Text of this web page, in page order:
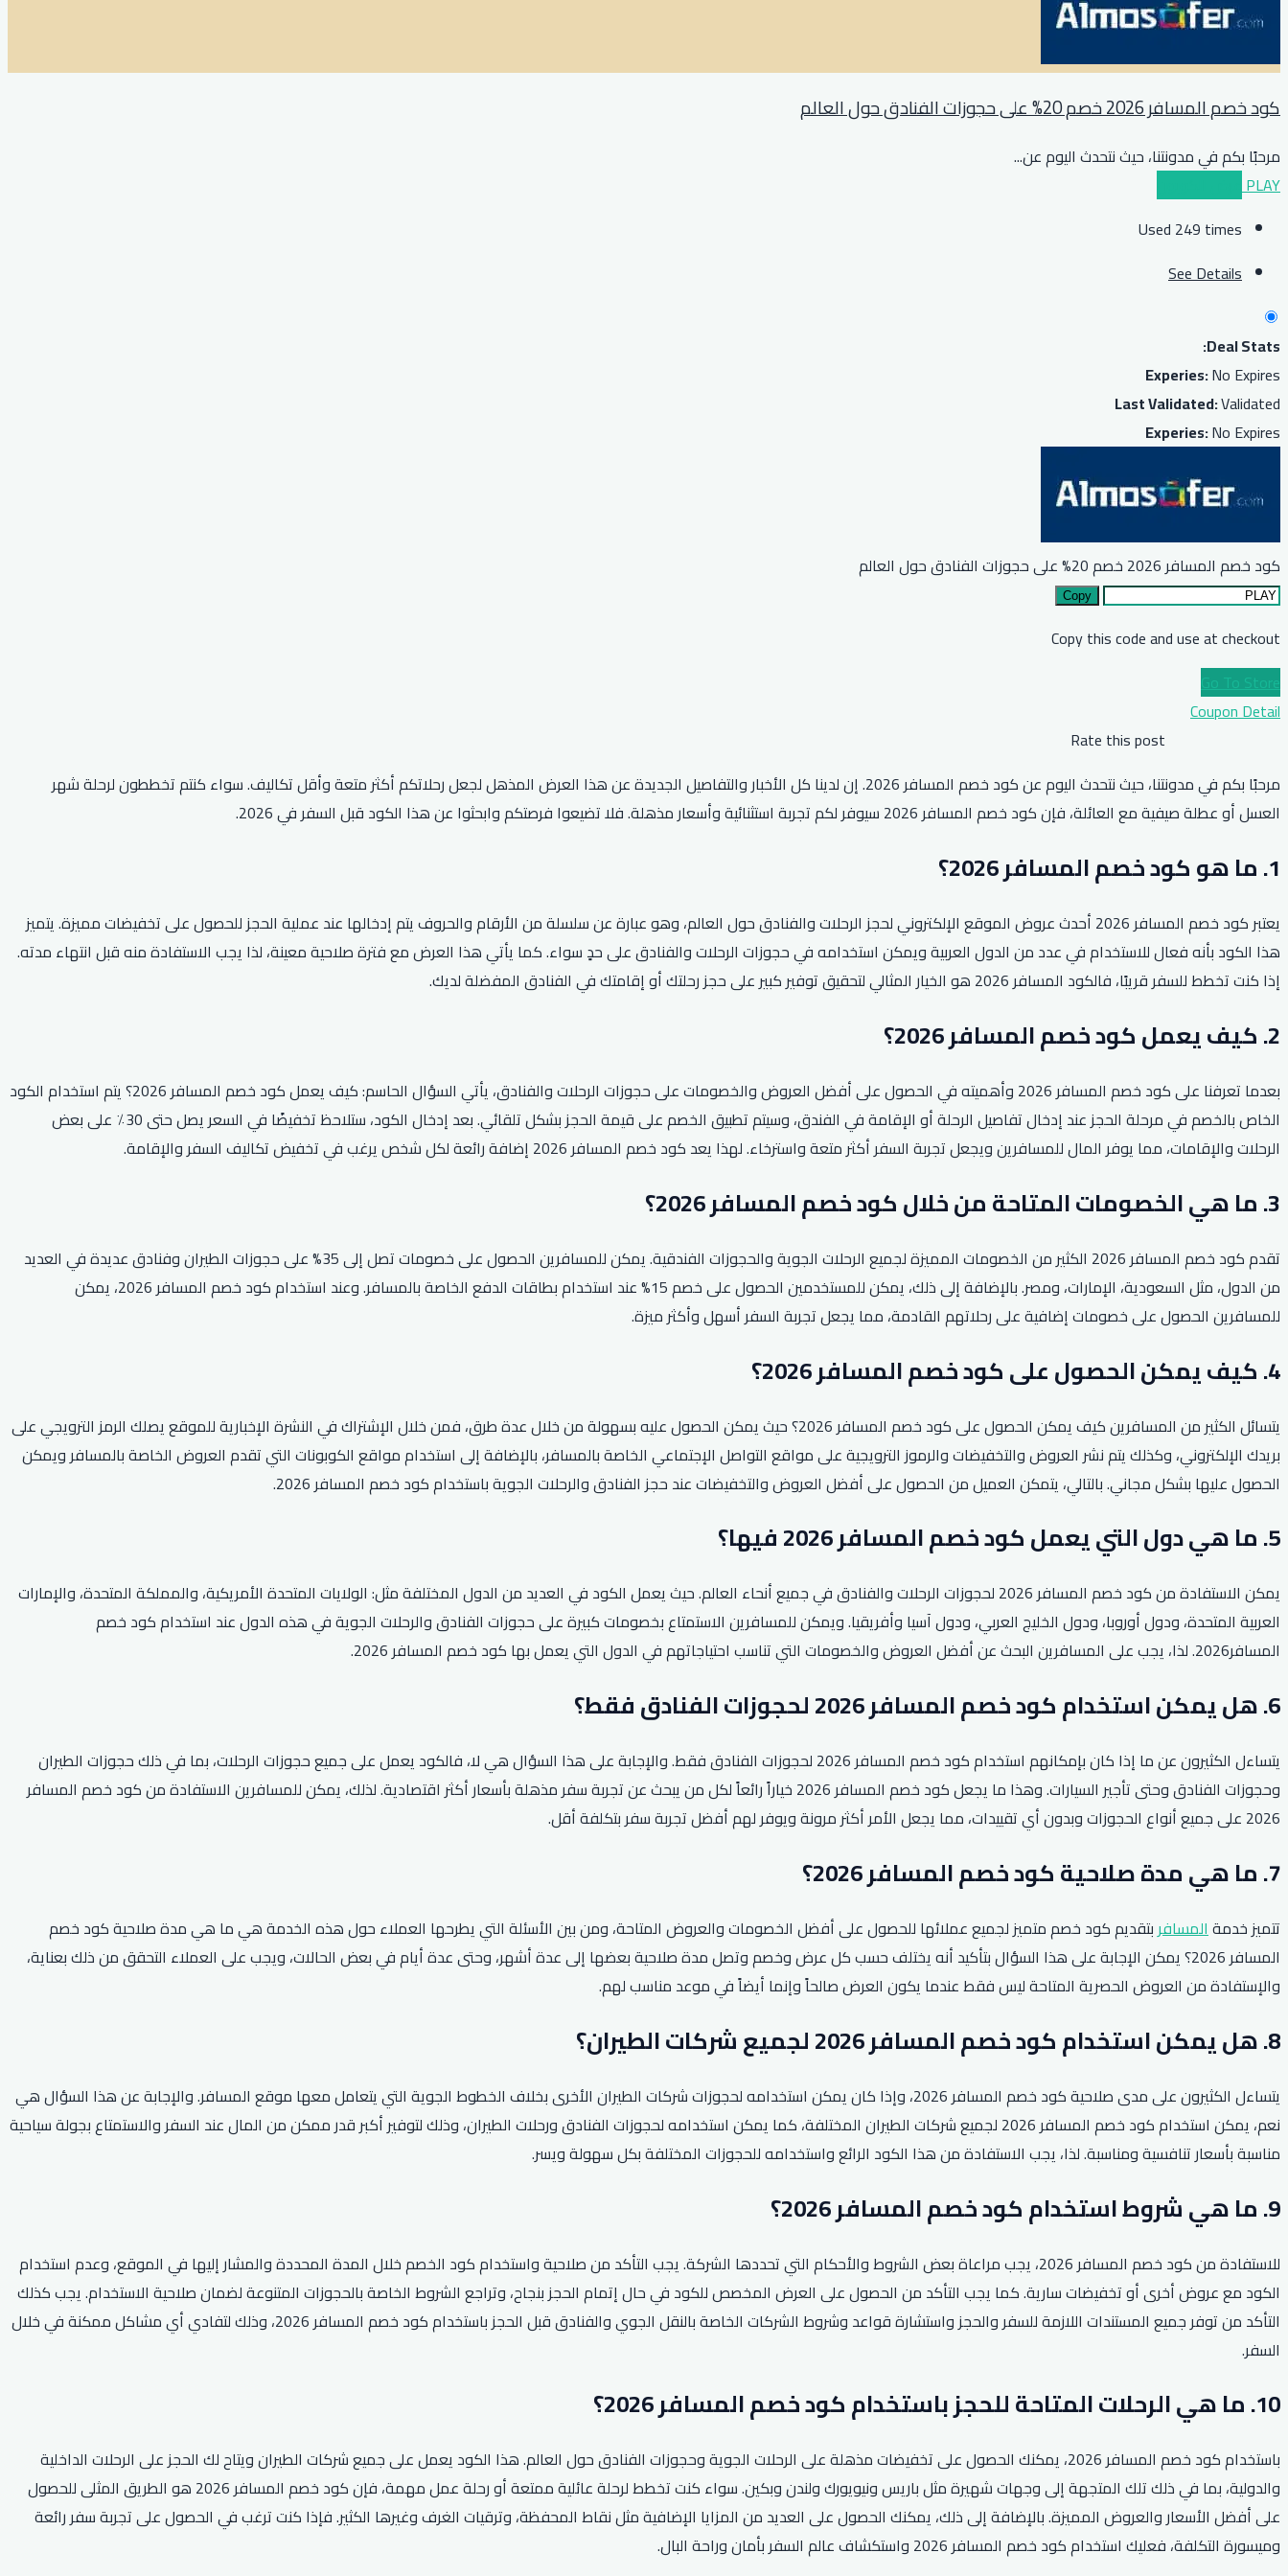
كود خصم المسافر 2026 خصم 20% على حجوزات الفنادق حول العالم
مرحبًا بكم في مدونتنا، حيث نتحدث اليوم عن...
PLAY
Used 249 times
See Details
Deal Stats:
Experies:No Expires
Last Validated:Validated
Experies:No Expires
كود خصم المسافر 2026 خصم 20% على حجوزات الفنادق حول العالم
Copy
Copy this code and use at checkout
Go To Store
Coupon Detail
Rate this post
مرحبًا بكم في مدونتنا، حيث نتحدث اليوم عن كود خصم المسافر 2026. إن لدينا كل الأخبار والتفاصيل الجديدة عن هذا العرض المذهل لجعل رحلاتكم أكثر متعة وأقل تكاليف. سواء كنتم تخططون لرحلة شهر
العسل أو عطلة صيفية مع العائلة، فإن كود خصم المسافر 2026 سيوفر لكم تجربة استثنائية وأسعار مذهلة. فلا تضيعوا فرصتكم وابحثوا عن هذا الكود قبل السفر في 2026.
1. ما هو كود خصم المسافر 2026؟
يعتبر كود خصم المسافر 2026 أحدث عروض الموقع الإلكتروني لحجز الرحلات والفنادق حول العالم، وهو عبارة عن سلسلة من الأرقام والحروف يتم إدخالها عند عملية الحجز للحصول على تخفيضات مميزة. يتميز
هذا الكود بأنه فعال للاستخدام في عدد من الدول العربية ويمكن استخدامه في حجوزات الرحلات والفنادق على حدٍ سواء. كما يأتي هذا العرض مع فترة صلاحية معينة، لذا يجب الاستفادة منه قبل انتهاء مدته.
إذا كنت تخطط للسفر قريبًا، فالكود المسافر 2026 هو الخيار المثالي لتحقيق توفير كبير على حجز رحلتك أو إقامتك في الفنادق المفضلة لديك.
2. كيف يعمل كود خصم المسافر 2026؟
بعدما تعرفنا على كود خصم المسافر 2026 وأهميته في الحصول على أفضل العروض والخصومات على حجوزات الرحلات والفنادق، يأتي السؤال الحاسم: كيف يعمل كود خصم المسافر 2026؟ يتم استخدام الكود
الخاص بالخصم في مرحلة الحجز عند إدخال تفاصيل الرحلة أو الإقامة في الفندق، وسيتم تطبيق الخصم على قيمة الحجز بشكل تلقائي. بعد إدخال الكود، ستلاحظ تخفيضًا في السعر يصل حتى 30٪ على بعض
الرحلات والإقامات، مما يوفر المال للمسافرين ويجعل تجربة السفر أكثر متعة واسترخاء. لهذا يعد كود خصم المسافر 2026 إضافة رائعة لكل شخص يرغب في تخفيض تكاليف السفر والإقامة.
3. ما هي الخصومات المتاحة من خلال كود خصم المسافر 2026؟
تقدم كود خصم المسافر 2026 الكثير من الخصومات المميزة لجميع الرحلات الجوية والحجوزات الفندقية. يمكن للمسافرين الحصول على خصومات تصل إلى 35% على حجوزات الطيران وفنادق عديدة في العديد
من الدول، مثل السعودية، الإمارات، ومصر. بالإضافة إلى ذلك، يمكن للمستخدمين الحصول على خصم 15% عند استخدام بطاقات الدفع الخاصة بالمسافر. وعند استخدام كود خصم المسافر 2026، يمكن
للمسافرين الحصول على خصومات إضافية على رحلاتهم القادمة، مما يجعل تجربة السفر أسهل وأكثر ميزة.
4. كيف يمكن الحصول على كود خصم المسافر 2026؟
يتسائل الكثير من المسافرين كيف يمكن الحصول على كود خصم المسافر 2026؟ حيث يمكن الحصول عليه بسهولة من خلال عدة طرق، فمن خلال الإشتراك في النشرة الإخبارية للموقع يصلك الرمز الترويجي على
بريدك الإلكتروني، وكذلك يتم نشر العروض والتخفيضات والرموز الترويجية على مواقع التواصل الإجتماعي الخاصة بالمسافر، بالإضافة إلى استخدام مواقع الكوبونات التي تقدم العروض الخاصة بالمسافر ويمكن
الحصول عليها بشكل مجاني. بالتالي، يتمكن العميل من الحصول على أفضل العروض والتخفيضات عند حجز الفنادق والرحلات الجوية باستخدام كود خصم المسافر 2026.
5. ما هي دول التي يعمل كود خصم المسافر 2026 فيها؟
يمكن الاستفادة من كود خصم المسافر 2026 لحجوزات الرحلات والفنادق في جميع أنحاء العالم. حيث يعمل الكود في العديد من الدول المختلفة مثل: الولايات المتحدة الأمريكية، والمملكة المتحدة، والإمارات
العربية المتحدة، ودول أوروبا، ودول الخليج العربي، ودول آسيا وأفريقيا. ويمكن للمسافرين الاستمتاع بخصومات كبيرة على حجوزات الفنادق والرحلات الجوية في هذه الدول عند استخدام كود خصم
المسافر2026. لذا، يجب على المسافرين البحث عن أفضل العروض والخصومات التي تناسب احتياجاتهم في الدول التي يعمل بها كود خصم المسافر 2026.
6. هل يمكن استخدام كود خصم المسافر 2026 لحجوزات الفنادق فقط؟
يتساءل الكثيرون عن ما إذا كان بإمكانهم استخدام كود خصم المسافر 2026 لحجوزات الفنادق فقط. والإجابة على هذا السؤال هي لا، فالكود يعمل على جميع حجوزات الرحلات، بما في ذلك حجوزات الطيران
وحجوزات الفنادق وحتى تأجير السيارات. وهذا ما يجعل كود خصم المسافر 2026 خياراً رائعاً لكل من يبحث عن تجربة سفر مذهلة بأسعار أكثر اقتصادية. لذلك، يمكن للمسافرين الاستفادة من كود خصم المسافر
2026 على جميع أنواع الحجوزات وبدون أي تقييدات، مما يجعل الأمر أكثر مرونة ويوفر لهم أفضل تجربة سفر بتكلفة أقل.
7. ما هي مدة صلاحية كود خصم المسافر 2026؟
تتميز خدمةالمسافر بتقديم كود خصم متميز لجميع عملائها للحصول على أفضل الخصومات والعروض المتاحة، ومن بين الأسئلة التي يطرحها العملاء حول هذه الخدمة هي ما هي مدة صلاحية كود خصم
المسافر 2026؟ يمكن الإجابة على هذا السؤال بتأكيد أنه يختلف حسب كل عرض وخصم وتصل مدة صلاحية بعضها إلى عدة أشهر، وحتى عدة أيام في بعض الحالات، ويجب على العملاء التحقق من ذلك بعناية،
والإستفادة من العروض الحصرية المتاحة ليس فقط عندما يكون العرض صالحاً وإنما أيضاً في موعد مناسب لهم.
8. هل يمكن استخدام كود خصم المسافر 2026 لجميع شركات الطيران؟
يتساءل الكثيرون على مدى صلاحية كود خصم المسافر 2026، وإذا كان يمكن استخدامه لحجوزات شركات الطيران الأخرى بخلاف الخطوط الجوية التي يتعامل معها موقع المسافر. والإجابة عن هذا السؤال هي
نعم، يمكن استخدام كود خصم المسافر 2026 لجميع شركات الطيران المختلفة، كما يمكن استخدامه لحجوزات الفنادق ورحلات الطيران، وذلك لتوفير أكبر قدر ممكن من المال عند السفر والاستمتاع بجولة سياحية
مناسبة بأسعار تنافسية ومناسبة. لذا، يجب الاستفادة من هذا الكود الرائع واستخدامه للحجوزات المختلفة بكل سهولة ويسر.
9. ما هي شروط استخدام كود خصم المسافر 2026؟
للاستفادة من كود خصم المسافر 2026، يجب مراعاة بعض الشروط والأحكام التي تحددها الشركة. يجب التأكد من صلاحية واستخدام كود الخصم خلال المدة المحددة والمشار إليها في الموقع، وعدم استخدام
الكود مع عروض أخرى أو تخفيضات سارية. كما يجب التأكد من الحصول على العرض المخصص للكود في حال إتمام الحجز بنجاح، وتراجع الشروط الخاصة بالحجوزات المتنوعة لضمان صلاحية الاستخدام. يجب كذلك
التأكد من توفر جميع المستندات اللازمة للسفر والحجز واستشارة قواعد وشروط الشركات الخاصة بالنقل الجوي والفنادق قبل الحجز باستخدام كود خصم المسافر 2026، وذلك لتفادي أي مشاكل ممكنة في خلال
السفر.
10. ما هي الرحلات المتاحة للحجز باستخدام كود خصم المسافر 2026؟
باستخدام كود خصم المسافر 2026، يمكنك الحصول على تخفيضات مذهلة على الرحلات الجوية وحجوزات الفنادق حول العالم. هذا الكود يعمل على جميع شركات الطيران ويتاح لك الحجز على الرحلات الداخلية
والدولية، بما في ذلك تلك المتجهة إلى وجهات شهيرة مثل باريس ونيويورك ولندن وبكين. سواء كنت تخطط لرحلة عائلية ممتعة أو رحلة عمل مهمة، فإن كود خصم المسافر 2026 هو الطريق المثلى للحصول
على أفضل الأسعار والعروض المميزة. بالإضافة إلى ذلك، يمكنك الحصول على العديد من المزايا الإضافية مثل نقاط المحفظة، وترقيات الغرف وغيرها الكثير. فإذا كنت ترغب في الحصول على تجربة سفر رائعة
وميسورة التكلفة، فعليك استخدام كود خصم المسافر 2026 واستكشاف عالم السفر بأمان وراحة البال.